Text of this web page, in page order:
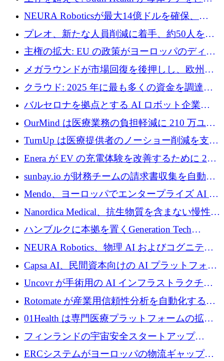
ように再考しているか
NEURA Roboticsが最大14億ドルを確保、
Bending Spoonsが米国IPOを申請、英国首相が
4億ポンドのチップ計画を発表
プレオ、新たな人員削減に着手、約50人を解
雇
主権の拡大: EU の政策がヨーロッパのディー
プテック戦略をどのように再構築しているか
メガラウンドが市場回復を後押しし、欧州の
ハイテク資金調達は5月に105億ユーロに回復
クラウド: 2025 年に最も多くの資金を調達し
た 10 社
バルセロナを拠点とする AI ロボット企業
Theker が 8,500 万ドルを調達
OurMind は医療業務の負担軽減に 210 万ユー
ロを寄付
TurnUp は医療提供者のノーショー削減を支援
するために 200 万ユーロを調達
Enera が EV の充電体験を改善するために 200
万ドルを調達
sunbay.io が財務チームの請求書収集を自動化
するために 55 万ユーロを調達
Mendo、ヨーロッパでエンタープライズ AI 導
入を拡大するために 1,200 万ユーロを確保
Nanordica Medical、抗生物質を含まない慢性創
傷治療薬を市場に投入するために 160 万ユー
ロを調達
ハンブルクに本拠を置くGeneration Tech
Partnersが5,000万ユーロのAIロールアップファ
NEURA Robotics、物理 AI およびコグニティ
ブ ロボティクス プラットフォームを拡張する
ためにシリーズ C で最大 14 億ドルを確保
Capsa AI、民間資本向けの AI プラットフォー
ムを拡大するために 1,800 万ドルを調達
Uncovr が手術用の AI インフラストラクチャ
を構築するために 700 万ドルを調達
Rotomate が産業用信頼性分析を自動化するた
めに 210 万ユーロを調達
01Health は専門医療プラットフォームの拡大
に 1,500 万ドルを確保
フィンランドの宇宙安全スタートアップ
Aavuus が、スペースデブリ追跡に取り組むプ
ERCシステムがヨーロッパの物流ギャップを